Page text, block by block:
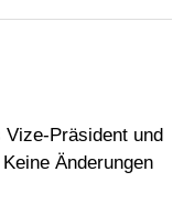
Präsident und
Änderungen